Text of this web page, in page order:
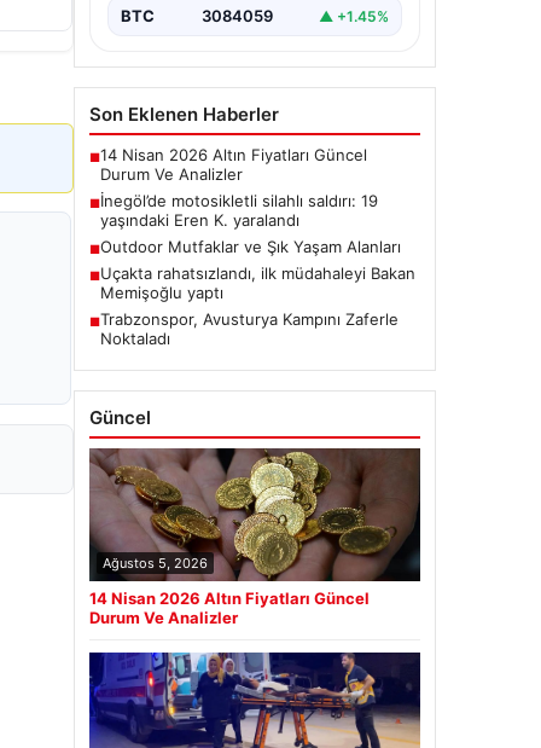
BTC 3084059 ▲ +1.45%
Son Eklenen Haberler
■14 Nisan 2026 Altın Fiyatları Güncel
Durum Ve Analizler
■İnegöl’de motosikletli silahlı saldırı: 19
yaşındaki Eren K. yaralandı
■Outdoor Mutfaklar ve Şık Yaşam Alanları
■Uçakta rahatsızlandı, ilk müdahaleyi Bakan
Memişoğlu yaptı
■Trabzonspor, Avusturya Kampını Zaferle
Noktaladı
Güncel
Ağustos 5, 2026
14 Nisan 2026 Altın Fiyatları Güncel
Durum Ve Analizler